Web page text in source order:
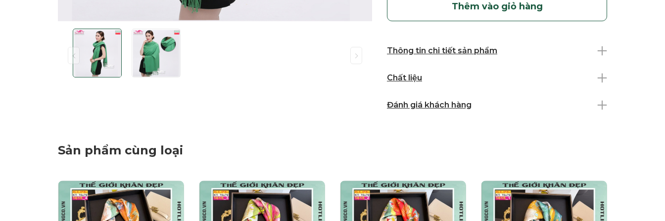
Thêm vào giỏ hàng
Thông tin chi tiết sản phẩm
Chất liệu
Đánh giá khách hàng
Sản phẩm cùng loại